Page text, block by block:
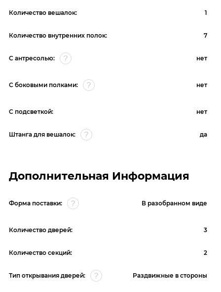
Количество вешалок: 1
Количество внутренних полок: 7
С антресолью: нет
С боковыми полками: нет
С подсветкой: нет
Штанга для вешалок: да
Дополнительная Информация
Форма поставки: В разобранном виде
Количество дверей: 3
Количество секций: 2
Тип открывания дверей: Раздвижные в стороны